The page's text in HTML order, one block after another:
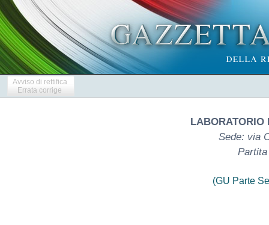
Avviso di rettifica
Errata corrige
LABORATORIO
Sede: via
Partita
(GU Parte